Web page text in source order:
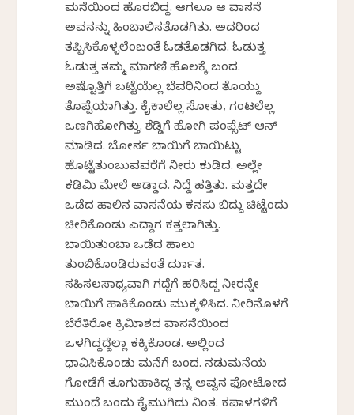
ಮನೆಯಿಂದ ಹೊರಬಿದ್ದ. ಆಗಲೂ ಆ ವಾಸನೆ
ಅವನನ್ನು ಹಿಂಬಾಲಿಸತೊಡಗಿತು. ಅದರಿಂದ
ತಪ್ಪಿಸಿಕೊಳ್ಳಲೆಂಬಂತೆ ಓಡತೊಡಗಿದ. ಓಡುತ್ತ
ಓಡುತ್ತ ತಮ್ಮ ಮಾಗಣಿ ಹೊಲಕ್ಕೆ ಬಂದ.
ಅಷ್ಟೊತ್ತಿಗೆ ಬಟ್ಟೆಯೆಲ್ಲ ಬೆವರಿನಿಂದ ತೊಯ್ದು
ತೊಪ್ಪೆಯಾಗಿತ್ತು. ಕೈಕಾಲೆಲ್ಲ ಸೋತು, ಗಂಟಲೆಲ್ಲ
ಒಣಗಿಹೋಗಿತ್ತು. ಶೆಡ್ಡಿಗೆ ಹೋಗಿ ಪಂಪ್ಸೆಟ್ ಆನ್
ಮಾಡಿದ. ಬೋರ್ನ ಬಾಯಿಗೆ ಬಾಯಿಟ್ಟು
ಹೊಟ್ಟೆತುಂಬುವವರೆಗೆ ನೀರು ಕುಡಿದ. ಅಲ್ಲೇ
ಕಡಿಮಿ ಮೇಲೆ ಅಡ್ಡಾದ. ನಿದ್ದೆ ಹತ್ತಿತು. ಮತ್ತದೇ
ಒಡೆದ ಹಾಲಿನ ವಾಸನೆಯ ಕನಸು ಬಿದ್ದು ಚಿಟ್ಟೆಂದು
ಚೀರಿಕೊಂಡು ಎದ್ದಾಗ ಕತ್ತಲಾಗಿತ್ತು.
ಬಾಯಿತುಂಬಾ ಒಡೆದ ಹಾಲು
ತುಂಬಿಕೊಂಡಿರುವಂತೆ ದುರ್ನಾತ.
ಸಹಿಸಲಸಾಧ್ಯವಾಗಿ ಗದ್ದೆಗೆ ಹರಿಸಿದ್ದ ನೀರನ್ನೇ
ಬಾಯಿಗೆ ಹಾಕಿಕೊಂಡು ಮುಕ್ಕಳಿಸಿದ. ನೀರಿನೊಳಗೆ
ಬೆರೆತಿರೋ ಕ್ರಿಮಿನಾಶದ ವಾಸನೆಯಿಂದ
ಒಳಗಿದ್ದದ್ದೆಲ್ಲಾ ಕಕ್ಕಿಕೊಂಡ. ಅಲ್ಲಿಂದ
ಧಾವಿಸಿಕೊಂಡು ಮನೆಗೆ ಬಂದ. ನಡುಮನೆಯ
ಗೋಡೆಗೆ ತೂಗುಹಾಕಿದ್ದ ತನ್ನ ಅವ್ವನ ಫೋಟೋದ
ಮುಂದೆ ಬಂದು ಕೈಮುಗಿದು ನಿಂತ. ಕಪಾಳಗಳಿಗೆ